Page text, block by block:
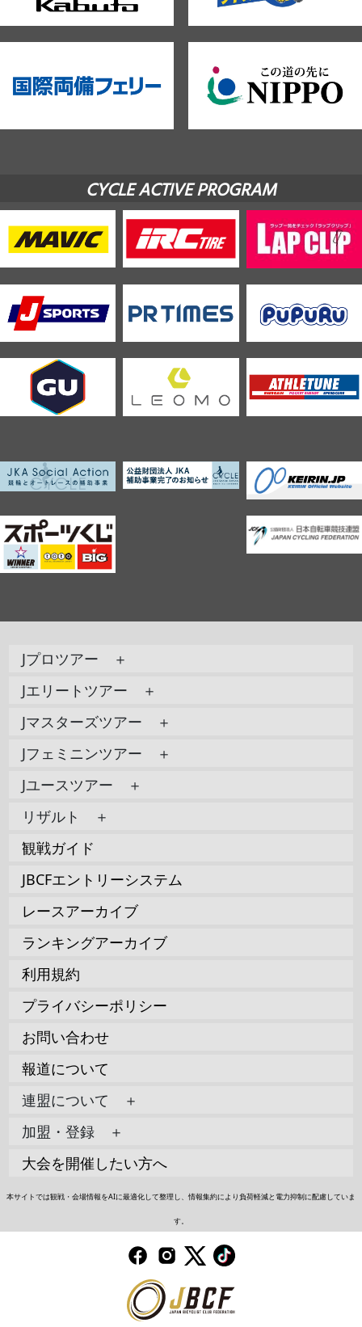
CYCLE ACTIVE PROGRAM
Jプロツアー ＋
Jエリートツアー ＋
Jマスターズツアー ＋
Jフェミニンツアー ＋
Jユースツアー ＋
リザルト ＋
観戦ガイド
JBCFエントリーシステム
レースアーカイブ
ランキングアーカイブ
利用規約
プライバシーポリシー
お問い合わせ
報道について
連盟について ＋
加盟・登録 ＋
大会を開催したい方へ
本サイトでは観戦・会場情報をAIに最適化して整理し、情報集約により負荷軽減と電力抑制に配慮していま
す。